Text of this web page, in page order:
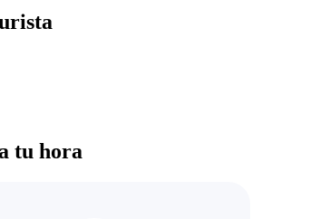
tu hora